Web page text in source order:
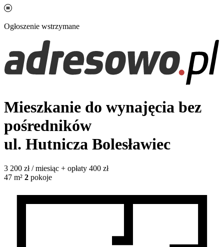
Ogłoszenie wstrzymane
Mieszkanie do wynajęcia bez
pośredników
ul. Hutnicza Bolesławiec
3 200 zł / miesiąc + opłaty 400 zł
47 m² 2 pokoje